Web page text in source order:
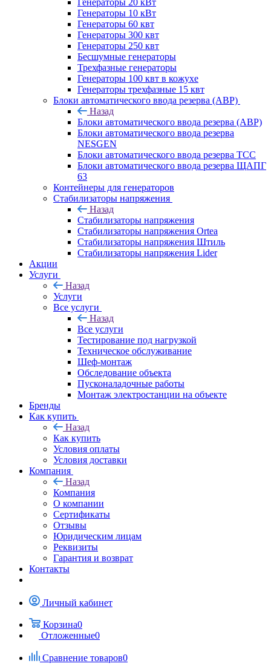
Генераторы 20 кВт
Генераторы 10 кВт
Генераторы 60 квт
Генераторы 300 квт
Генераторы 250 квт
Бесшумные генераторы
Трехфазные генераторы
Генераторы 100 квт в кожухе
Генераторы трехфазные 15 квт
Блоки автоматического ввода резерва (АВР)
Назад
Блоки автоматического ввода резерва (АВР)
Блоки автоматического ввода резерва
NESGEN
Блоки автоматического ввода резерва ТСС
Блоки автоматического ввода резерва ЩАПГ
63
Контейнеры для генераторов
Стабилизаторы напряжения
Назад
Стабилизаторы напряжения
Стабилизаторы напряжения Ortea
Стабилизаторы напряжения Штиль
Стабилизаторы напряжения Lider
Акции
Услуги
Назад
Услуги
Все услуги
Назад
Все услуги
Тестирование под нагрузкой
Техническое обслуживание
Шеф-монтаж
Обследование объекта
Пусконаладочные работы
Монтаж электростанции на объекте
Бренды
Как купить
Назад
Как купить
Условия оплаты
Условия доставки
Компания
Назад
Компания
О компании
Сертификаты
Отзывы
Юридическим лицам
Реквизиты
Гарантия и возврат
Контакты
Личный кабинет
Корзина0
Отложенные0
Сравнение товаров0